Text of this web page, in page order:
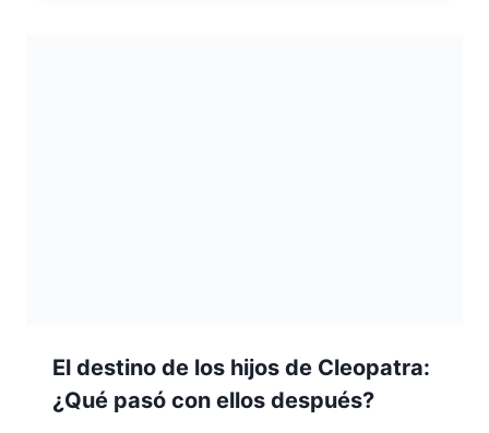
El destino de los hijos de Cleopatra:
¿Qué pasó con ellos después?